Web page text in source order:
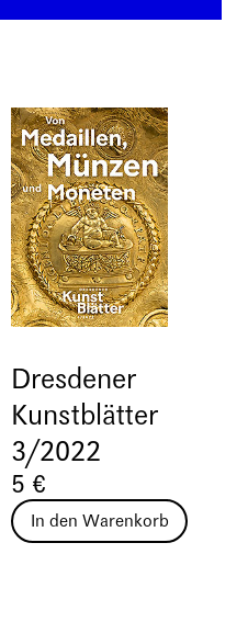
Dresdener
Kunstblätter
3/2022
5 €
In den Warenkorb